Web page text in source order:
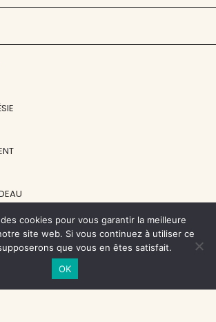
cookies pour vous garantir la meilleure
site web. Si vous continuez à utiliser ce
que vous en êtes satisfait.
OK